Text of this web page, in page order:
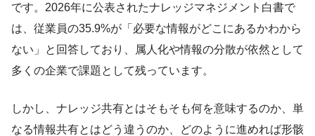
です。2026年に公表されたナレッジマネジメント白書で
は、従業員の35.9%が「必要な情報がどこにあるかわから
ない」と回答しており、属人化や情報の分散が依然として
多くの企業で課題として残っています。
しかし、ナレッジ共有とはそもそも何を意味するのか、単
なる情報共有とはどう違うのか、どのように進めれば形骸